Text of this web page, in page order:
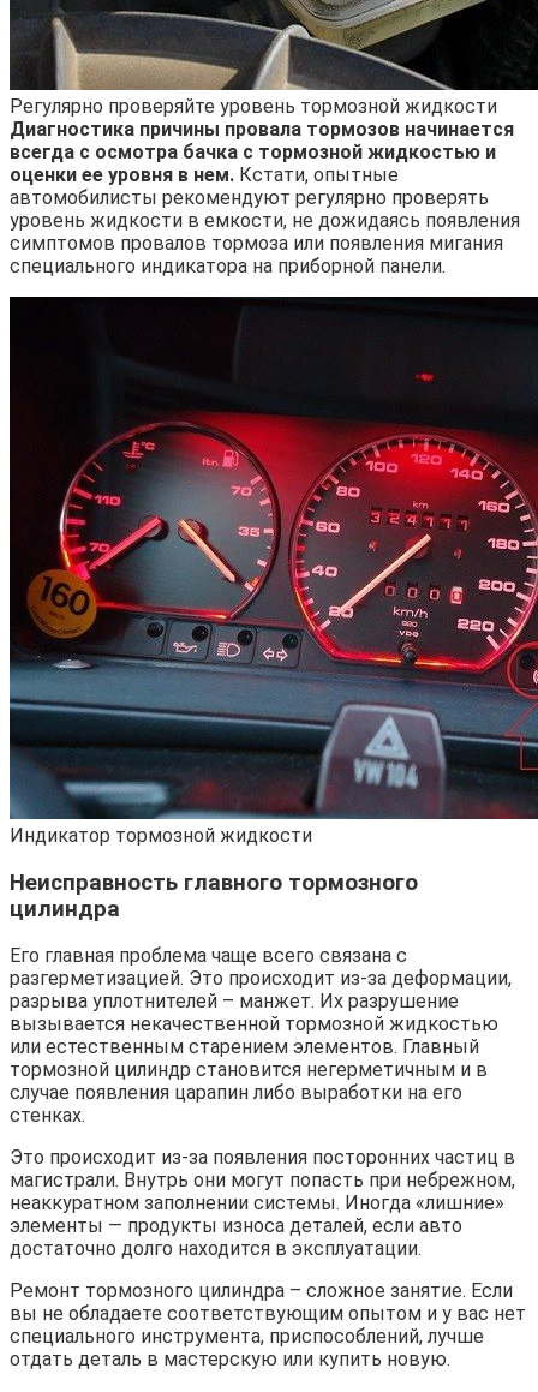
Регулярно проверяйте уровень тормозной жидкости
Диагностика причины провала тормозов начинается
всегда с осмотра бачка с тормозной жидкостью и
оценки ее уровня в нем. Кстати, опытные
автомобилисты рекомендуют регулярно проверять
уровень жидкости в емкости, не дожидаясь появления
симптомов провалов тормоза или появления мигания
специального индикатора на приборной панели.
Индикатор тормозной жидкости
Неисправность главного тормозного
цилиндра
Его главная проблема чаще всего связана с
разгерметизацией. Это происходит из-за деформации,
разрыва уплотнителей – манжет. Их разрушение
вызывается некачественной тормозной жидкостью
или естественным старением элементов. Главный
тормозной цилиндр становится негерметичным и в
случае появления царапин либо выработки на его
стенках.
Это происходит из-за появления посторонних частиц в
магистрали. Внутрь они могут попасть при небрежном,
неаккуратном заполнении системы. Иногда «лишние»
элементы — продукты износа деталей, если авто
достаточно долго находится в эксплуатации.
Ремонт тормозного цилиндра – сложное занятие. Если
вы не обладаете соответствующим опытом и у вас нет
специального инструмента, приспособлений, лучше
отдать деталь в мастерскую или купить новую.